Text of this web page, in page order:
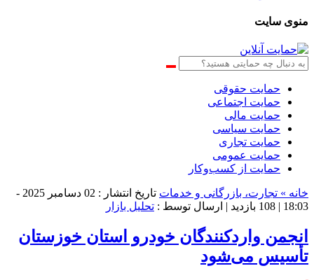
منوی سایت
حمایت حقوقی
حمایت اجتماعی
حمایت مالی
حمایت سیاسی
حمایت تجاری
حمایت عمومی
حمایت از کسب‌وکار
خانه » تجارت، بازرگانی و خدمات
تاریخ انتشار : 02 دسامبر 2025 -
18:03 |
108 بازدید | ارسال توسط : تحلیل بازار
انجمن واردکنندگان خودرو استان خوزستان
تأسیس می‌شود